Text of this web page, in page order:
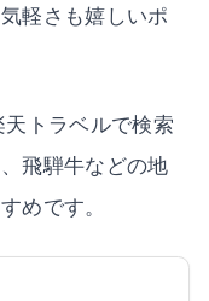
軽さも嬉しいポ
トラベルで検索
飛騨牛などの地
めです。